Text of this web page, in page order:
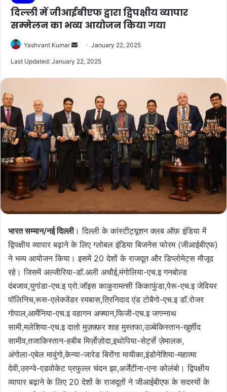
दिल्ली में जीआईबीएफ द्वारा द्विपक्षीय व्यापार
सम्मेलन का भव्य आयोजन किया गया
Yashvant Kumar
Send January 22, 2025
Last Updated: January 22, 2025
भारत सम्मान/नई दिल्ली। दिल्ली के कांस्टीट्यूशन क्लब ऑफ़ इंडिया में
द्विपक्षीय व्यापार बढ़ाने के लिए ग्लोबल इंडिया बिजनेस फोरम (जीआईबीएफ)
ने भव्य आयोजन किया। इसमें 20 देशों के राजदूत और डिप्लोमेट्स मौजूद
रहे। जिसमें अल्जीरिया-डॉ.अली अचौई,मंगोलिया-एच.इ गनबोल्ड
दंबजाव,युगांडा-एच.इ प्रो.जॉइस काकुरामत्सी किकाफुंडा,पेरू-एच.इ जेवियर
पॉलिनिच,रूस-एलेक्जेंडर रयबास,त्रिनिदाद एंड टोबैगो-एच.इ डॉ.रोजर
गोपाल,आर्मेनिया-एच.इ वहागन अफ्यान,फिजी-एच.इ जगन्नाथ
सामी,मलेशिया-एच.इ दातो मुज़फ़्फ़र शाह मुस्तफा,उज़्बेकिस्तान-खुर्शीद
सामीव,तजाकिस्तान-हबीब मिर्ज़ोज़ोदा,इथोपिया-सेर्ट्से ज़ेमालक,
अंगोला-एबेल मावुंगो,केन्या-जारेड बिरोंगा मायीका,इंडोनेशिया-महात्मा
देवी,उरुग्वे-एडवोकेट प्रफुल्ल चंदन झा,अर्जेंटीना-एना कोलंबो। द्विपक्षीय
व्यापार बढ़ाने के लिए 20 देशों के राजदूतों ने जीआईबीएफ के सदस्यों के